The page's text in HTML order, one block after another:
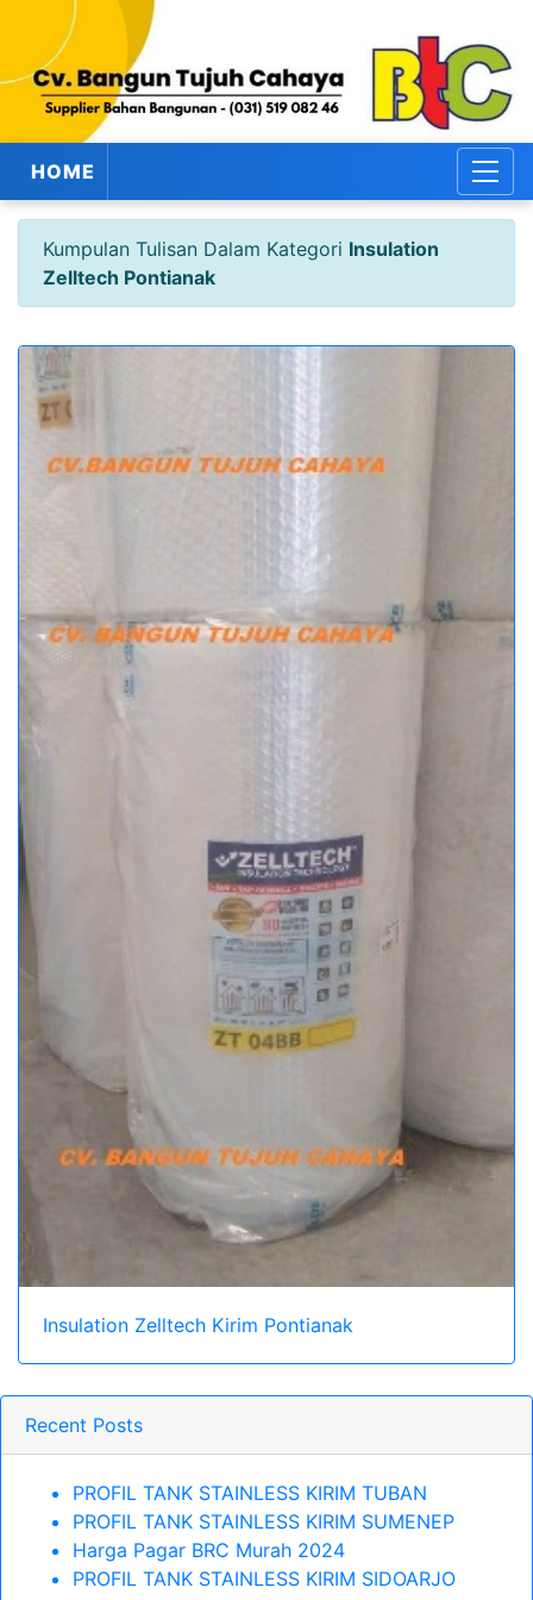
HOME
Kumpulan Tulisan Dalam Kategori Insulation
Zelltech Pontianak
Insulation Zelltech Kirim Pontianak
Recent Posts
PROFIL TANK STAINLESS KIRIM TUBAN
PROFIL TANK STAINLESS KIRIM SUMENEP
Harga Pagar BRC Murah 2024
PROFIL TANK STAINLESS KIRIM SIDOARJO